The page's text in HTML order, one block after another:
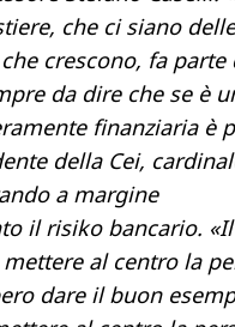
che ci siano
crescono, fa parte
da dire che se è
finanziaria è
della Cei,
a margine
il risiko bancario.
al centro la
dare il buon